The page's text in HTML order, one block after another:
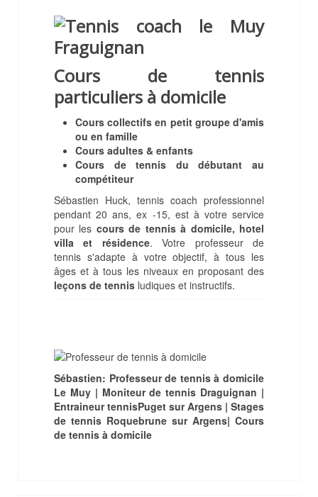
Cours de tennis
particuliers à domicile
Cours collectifs en petit groupe d'amis
ou en famille
Cours adultes & enfants
Cours de tennis du débutant au
compétiteur
Sébastien Huck, tennis coach professionnel
pendant 20 ans, ex -15, est à votre service
pour les cours de tennis à domicile, hotel
villa et résidence.Votre professeur de
tennis s'adapte à votre objectif, à tous les
âges et à tous les niveaux en proposant des
leçons de tennis ludiques et instructifs.
Sébastien: Professeur de tennis à domicile
Le Muy | Moniteur de tennis Draguignan |
Entraineur tennisPuget sur Argens | Stages
de tennis Roquebrune sur Argens| Cours
de tennis à domicile